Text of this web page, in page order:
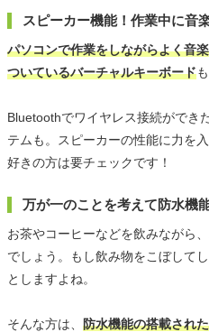
スピーカー機能！作業中に音
パソコンで作業をしながらよく音
ついているバーチャルキーボード
Bluetoothでワイヤレス接続ができ
テムも。スピーカーの性能に力を
好きの方は要チェックです！
万が一のことを考えて防水機
お茶やコーヒーなどを飲みながら
でしょう。もし飲み物をこぼして
としますよね。
そんな方は、 防水機能の搭載され